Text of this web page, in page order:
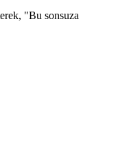
"Bu sonsuza